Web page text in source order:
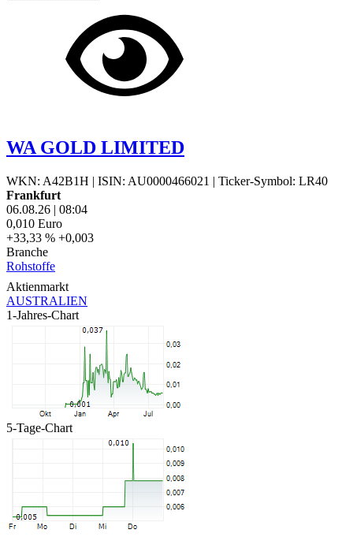
WA GOLD LIMITED
WKN: A42B1H | ISIN: AU0000466021 | Ticker-Symbol: LR40
Frankfurt
06.08.26 | 08:04
0,010 Euro
+33,33 % +0,003
Branche
Rohstoffe
Aktienmarkt
AUSTRALIEN
1-Jahres-Chart
5-Tage-Chart